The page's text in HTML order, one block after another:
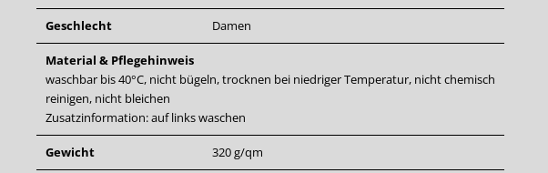
Geschlecht Damen
Material & Pflegehinweis
waschbar bis 40°C, nicht bügeln, trocknen bei niedriger Temperatur, nicht chemisch
reinigen, nicht bleichen
Zusatzinformation: auf links waschen
Gewicht 320 g/qm